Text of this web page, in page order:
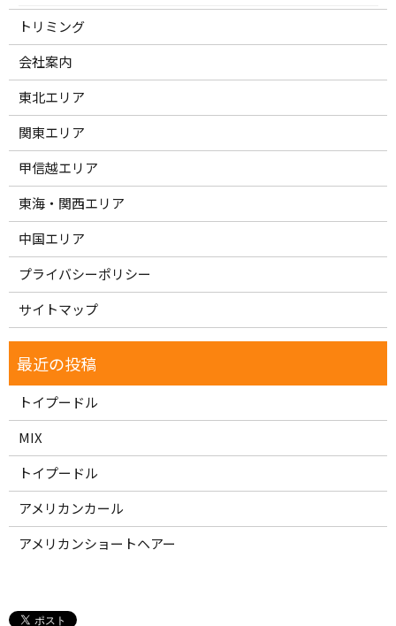
トリミング
会社案内
東北エリア
関東エリア
甲信越エリア
東海・関西エリア
中国エリア
プライバシーポリシー
サイトマップ
トイプードル
MIX
トイプードル
アメリカンカール
アメリカンショートヘアー